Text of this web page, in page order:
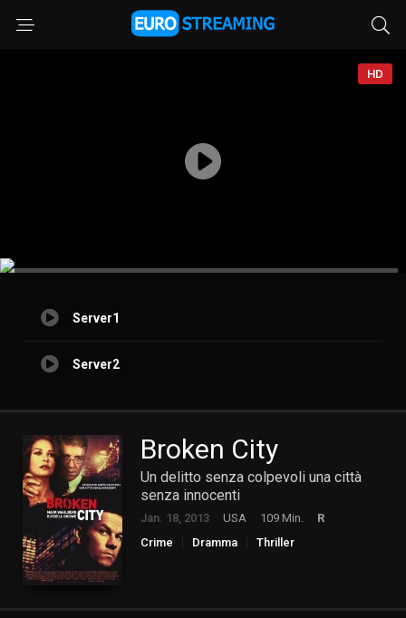
HD
Server1
Server2
Broken City
Un delitto senza colpevoli una città
senza innocenti
Jan. 18, 2013 USA 109 Min.
R
Crime
Dramma Thriller